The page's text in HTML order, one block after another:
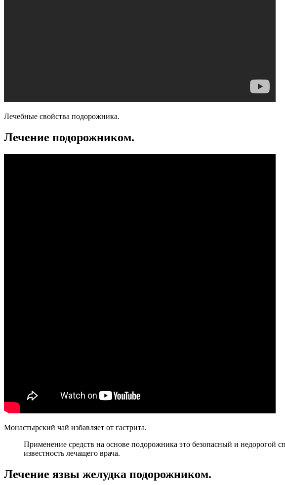
Лечебные свойства подорожника.
Лечение подорожником.
Монастырский чай избавляет от гастрита.
Применение средств на основе подорожника это безопасный и недорогой
известность лечащего врача.
Лечение язвы желудка подорожником.